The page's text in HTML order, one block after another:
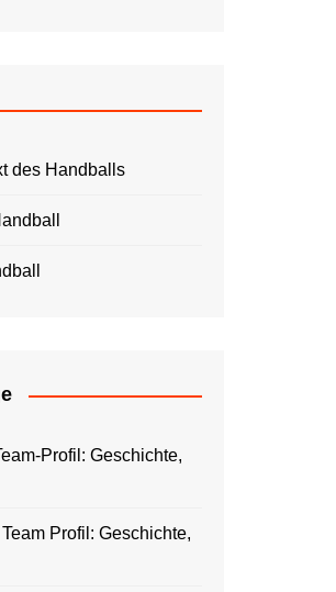
des Handballs
Profil: Geschichte,
Profil: Geschichte,